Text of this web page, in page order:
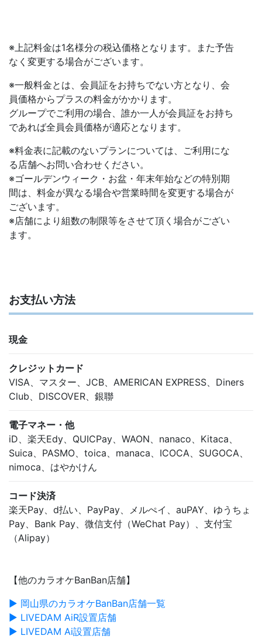
※上記料金は1名様分の税込価格となります。また予告
なく変更する場合がございます。
※一般料金とは、会員証をお持ちでない方となり、会
員価格からプラスの料金がかかります。
グループでご利用の場合、誰か一人が会員証をお持ち
であれば全員会員価格が適応となります。
※料金表に記載のないプランについては、ご利用にな
る店舗へお問い合わせください。
※ゴールデンウィーク・お盆・年末年始などの特別期
間は、料金が異なる場合や営業時間を変更する場合が
ございます。
※店舗により組数の制限等をさせて頂く場合がござい
ます。
お支払い方法
現金
クレジットカード
VISA、マスター、JCB、AMERICAN EXPRESS、Diners
Club、DISCOVER、銀聯
電子マネー・他
iD、楽天Edy、QUICPay、WAON、nanaco、Kitaca、
Suica、PASMO、toica、manaca、ICOCA、SUGOCA、
nimoca、はやかけん
コード決済
楽天Pay、d払い、PayPay、メルぺイ、auPAY、ゆうちょ
Pay、Bank Pay、微信支付（WeChat Pay）、支付宝
（Alipay）
【他のカラオケBanBan店舗】
▶ 岡山県のカラオケBanBan店舗一覧
▶ LIVEDAM AiR設置店舗
▶ LIVEDAM Ai設置店舗